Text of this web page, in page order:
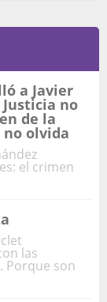
a Javier
no
de la
no olvida
el crimen
las
Porque son